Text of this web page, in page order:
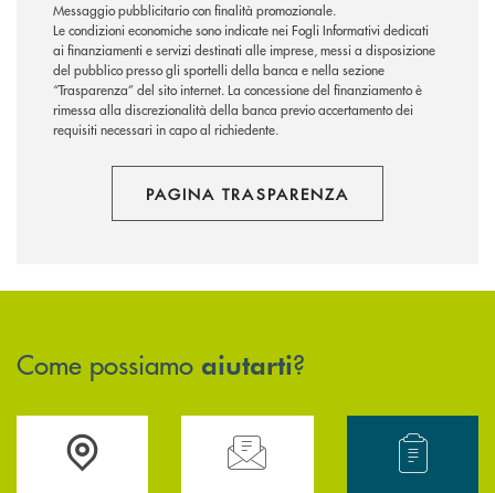
Messaggio pubblicitario con finalità promozionale.
Le condizioni economiche sono indicate nei Fogli Informativi dedicati
ai finanziamenti e servizi destinati alle imprese, messi a disposizione
del pubblico presso gli sportelli della banca e nella sezione
“Trasparenza” del sito internet. La concessione del finanziamento è
rimessa alla discrezionalità della banca previo accertamento dei
requisiti necessari in capo al richiedente.
PAGINA TRASPARENZA
Come possiamo aiutarti?
Accedi all' elenco completo delle filiali .Hai bisogno di assistenza immediata?
Hai bisogno di